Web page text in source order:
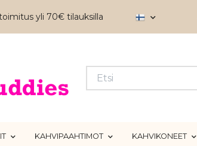
yli 70€ tilauksilla
KAHVIPAAHTIMOT KAHVIKONEET